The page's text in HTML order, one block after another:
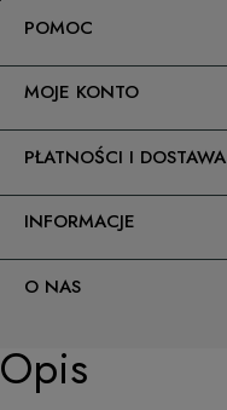
POMOC
MOJE KONTO
PŁATNOŚCI I DOSTAWA
INFORMACJE
O NAS
Opis